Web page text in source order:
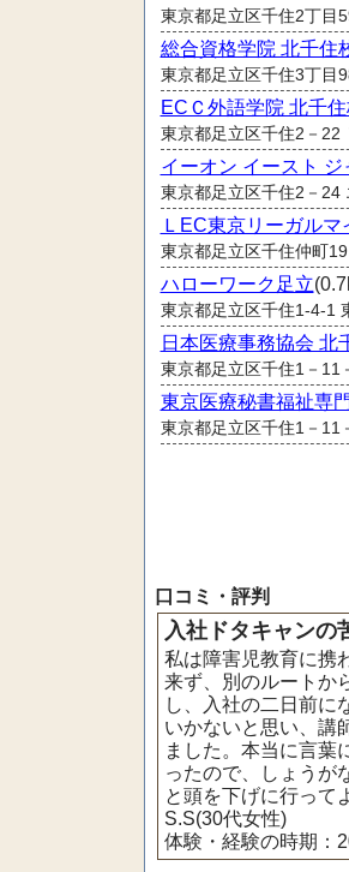
東京都足立区千住2丁目
総合資格学院 北千住
東京都足立区千住3丁目
ECＣ外語学院 北千
東京都足立区千住2－22
イーオン イースト
東京都足立区千住2－24
ＬEC東京リーガル
東京都足立区千住仲町
ハローワーク足立
東京都足立区千住1-4-1
日本医療事務協会 北
東京都足立区千住1－11
東京医療秘書福祉専
東京都足立区千住1－11
口コミ・評判
入社ドタキャンの
私は障害児教育に携
来ず、別のルートか
し、入社の二日前に
いかないと思い、講
ました。本当に言葉
ったので、しょうが
と頭を下げに行って
S.S(30代女性)
体験・経験の時期：